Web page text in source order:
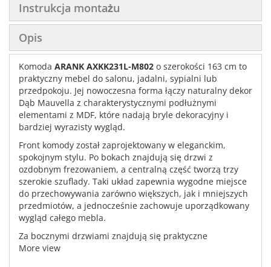
Instrukcja montażu
Opis
Komoda ARANK AXKK231L-M802 o szerokości 163 cm to
praktyczny mebel do salonu, jadalni, sypialni lub
przedpokoju. Jej nowoczesna forma łączy naturalny dekor
Dąb Mauvella z charakterystycznymi podłużnymi
elementami z MDF, które nadają bryle dekoracyjny i
bardziej wyrazisty wygląd.
Front komody został zaprojektowany w eleganckim,
spokojnym stylu. Po bokach znajdują się drzwi z
ozdobnym frezowaniem, a centralną część tworzą trzy
szerokie szuflady. Taki układ zapewnia wygodne miejsce
do przechowywania zarówno większych, jak i mniejszych
przedmiotów, a jednocześnie zachowuje uporządkowany
wygląd całego mebla.
Za bocznymi drzwiami znajdują się praktyczne
przestrzenie z półkami, które sprawdzą się na
More view